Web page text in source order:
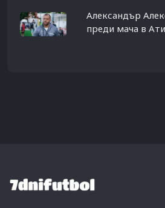
Александър
преди мача в